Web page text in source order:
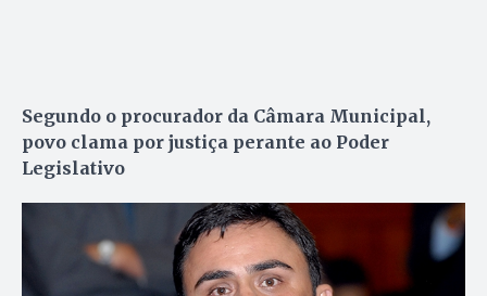
Segundo o procurador da Câmara Municipal,
povo clama por justiça perante ao Poder
Legislativo